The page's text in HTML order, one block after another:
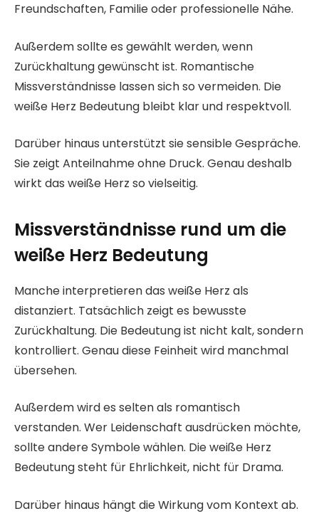
Freundschaften, Familie oder professionelle Nähe.
Außerdem sollte es gewählt werden, wenn
Zurückhaltung gewünscht ist. Romantische
Missverständnisse lassen sich so vermeiden. Die
weiße Herz Bedeutung bleibt klar und respektvoll.
Darüber hinaus unterstützt sie sensible Gespräche.
Sie zeigt Anteilnahme ohne Druck. Genau deshalb
wirkt das weiße Herz so vielseitig.
Missverständnisse rund um die
weiße Herz Bedeutung
Manche interpretieren das weiße Herz als
distanziert. Tatsächlich zeigt es bewusste
Zurückhaltung. Die Bedeutung ist nicht kalt, sondern
kontrolliert. Genau diese Feinheit wird manchmal
übersehen.
Außerdem wird es selten als romantisch
verstanden. Wer Leidenschaft ausdrücken möchte,
sollte andere Symbole wählen. Die weiße Herz
Bedeutung steht für Ehrlichkeit, nicht für Drama.
Darüber hinaus hängt die Wirkung vom Kontext ab.